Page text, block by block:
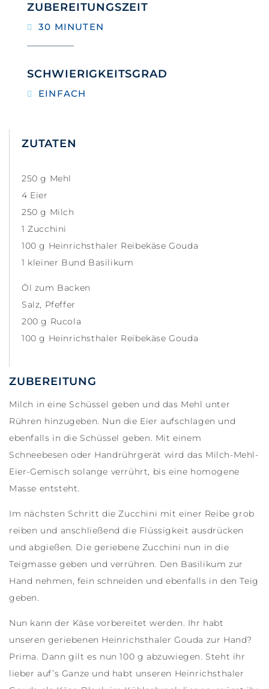
ZUBEREITUNGSZEIT
30 MINUTEN
SCHWIERIGKEITSGRAD
EINFACH
ZUBEREITUNG
Milch in eine Schüssel geben und das Mehl unter
Rühren hinzugeben. Nun die Eier aufschlagen und
ebenfalls in die Schüssel geben. Mit einem
Schneebesen oder Handrührgerät wird das Milch-Mehl-
Eier-Gemisch solange verrührt, bis eine homogene
Masse entsteht.
Im nächsten Schritt die Zucchini mit einer Reibe grob
reiben und anschließend die Flüssigkeit ausdrücken
und abgießen. Die geriebene Zucchini nun in die
Teigmasse geben und verrühren. Den Basilikum zur
Hand nehmen, fein schneiden und ebenfalls in den Teig
geben.
Nun kann der Käse vorbereitet werden. Ihr habt
unseren geriebenen Heinrichsthaler Gouda zur Hand?
Prima. Dann gilt es nun 100 g abzuwiegen. Steht ihr
lieber auf’s Ganze und habt unseren Heinrichsthaler
ZUTATEN
250 g Mehl
4 Eier
250 g Milch
1 Zucchini
100 g Heinrichsthaler Reibekäse Gouda
1 kleiner Bund Basilikum
Öl zum Backen
Salz, Pfeffer
200 g Rucola
100 g Heinrichsthaler Reibekäse Gouda